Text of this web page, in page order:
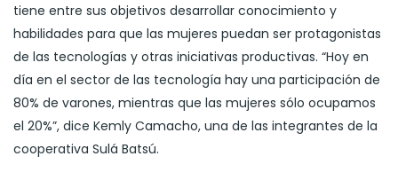
tiene entre sus objetivos desarrollar conocimiento y
habilidades para que las mujeres puedan ser protagonistas
de las tecnologías y otras iniciativas productivas. “Hoy en
día en el sector de las tecnología hay una participación de
80% de varones, mientras que las mujeres sólo ocupamos
el 20%”, dice Kemly Camacho, una de las integrantes de la
cooperativa Sulá Batsú.